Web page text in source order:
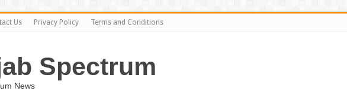
Us Privacy Policy Terms and Conditions
Spectrum
News